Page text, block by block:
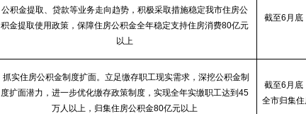
公积金提取、贷款等业务走向趋势，积极采取措施稳定我市住房公
积金提取使用政策，保障住房公积金全年稳定支持住房消费80亿元
以上
截至6 月
抓实住房公积金制度扩面。立足缴存职工现实需求，深挖公积金制
度扩面潜力，进一步优化缴存政策制度，实现全年实缴职工达到45
万人以上，归集住房公积金80亿元以上
截至6 月底
全市归集